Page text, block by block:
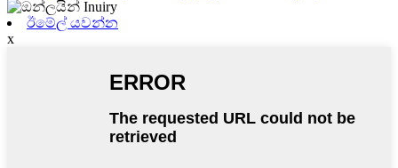
ඊමේල් යවන්න
x